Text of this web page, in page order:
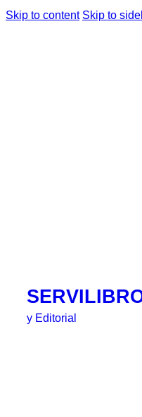
Skip to content Skip to
y Editorial